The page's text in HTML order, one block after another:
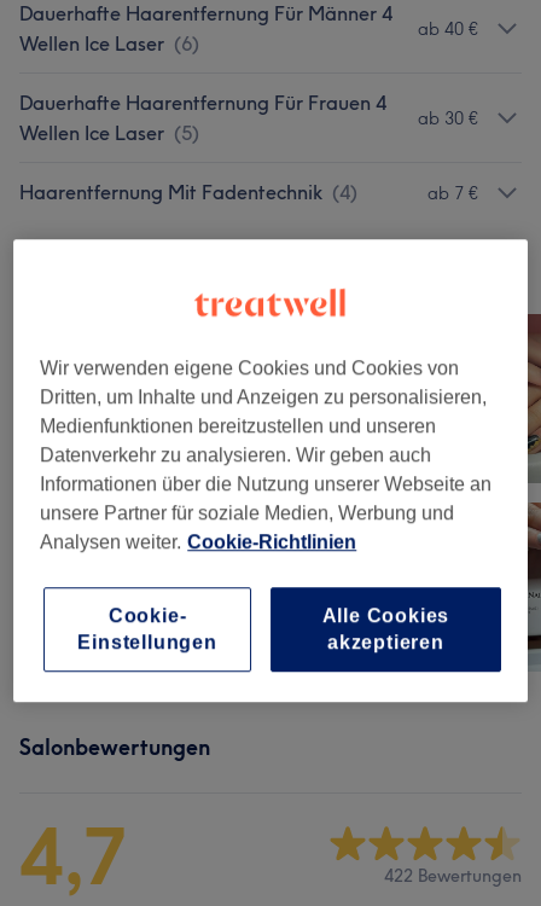
Dauerhafte Haarentfernung Für Männer 4
Wellen Ice Laser (6)
ab 40 €
Dauerhafte Haarentfernung Für Frauen 4
Wellen Ice Laser (5)
ab 30 €
Haarentfernung Mit Fadentechnik (4) ab 7 €
Bild anklicken für weitere Details
Salonbewertungen
4,7 422 Bewertungen
Wir verwenden eigene Cookies und Cookies von
Dritten, um Inhalte und Anzeigen zu personalisieren,
Medienfunktionen bereitzustellen und unseren
Datenverkehr zu analysieren. Wir geben auch
Informationen über die Nutzung unserer Webseite an
unsere Partner für soziale Medien, Werbung und
Analysen weiter. Cookie-Richtlinien
Cookie-
Einstellungen
Alle Cookies
akzeptieren